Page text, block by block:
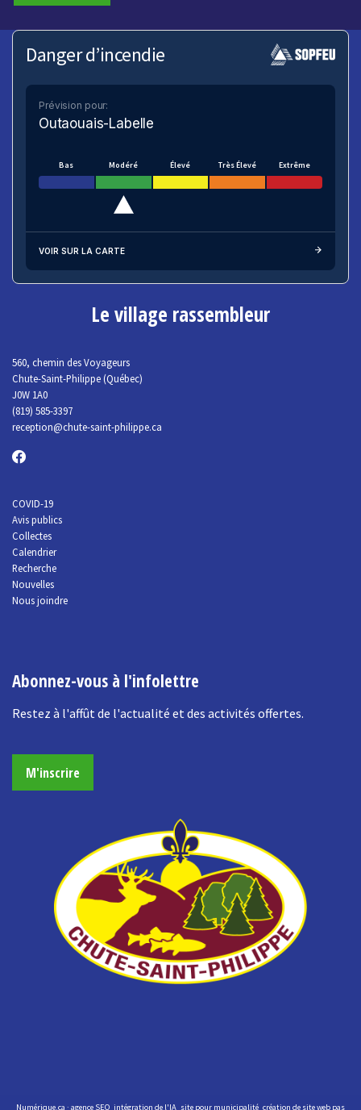
Danger d’incendie
Prévision pour:
Outaouais-Labelle
Bas Modéré Élevé Très Élevé Extrême
VOIR SUR LA CARTE
Le village rassembleur
560, chemin des Voyageurs
Chute-Saint-Philippe (Québec)
J0W 1A0
(819) 585-3397
reception@chute-saint-philippe.ca
COVID-19
Avis publics
Collectes
Calendrier
Recherche
Nouvelles
Nous joindre
Abonnez-vous à l'infolettre
Restez à l'affût de l'actualité et des activités offertes.
M'inscrire
Numérique.ca : agence SEO intégration de l'IA site pour municipalité création de site web pas